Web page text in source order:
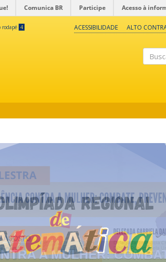
Comunica BR Participe Acesso à
rodapé 4 ACESSIBILIDADE ALTO